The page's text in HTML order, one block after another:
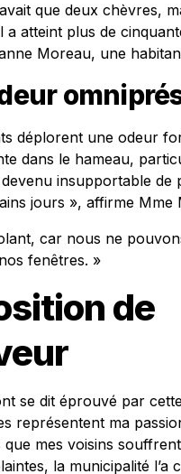
que deux chèvres,
a atteint plus de
Moreau, une
déplorent une odeur
dans le hameau,
insupportable de
jours », affirme Mme
car nous ne
fenêtres. »
de
se dit éprouvé par
représentent ma
mes voisins
la municipalité l’a